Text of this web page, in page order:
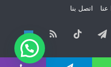
عنا اتصل بنا
تيلقرام ‫TikTok ملخص
الموقع